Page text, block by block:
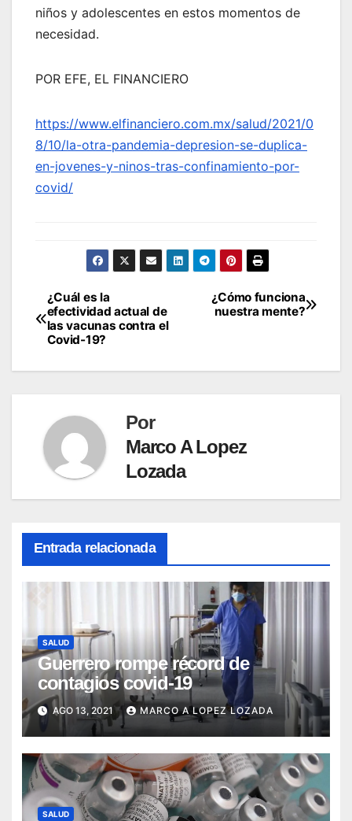
niños y adolescentes en estos momentos de
necesidad.
POR EFE, EL FINANCIERO
https://www.elfinanciero.com.mx/salud/2021/0
8/10/la-otra-pandemia-depresion-se-duplica-
en-jovenes-y-ninos-tras-confinamiento-por-
covid/
Navegación
de
entradas
¿Cómo funciona
nuestra mente?
¿Cuál es la
efectividad actual de
las vacunas contra el
Covid-19?
Por
Marco A Lopez
Lozada
Entrada relacionada
SALUD
Guerrero rompe récord de
contagios covid-19
AGO 13, 2021 MARCO A LOPEZ LOZADA
SALUD